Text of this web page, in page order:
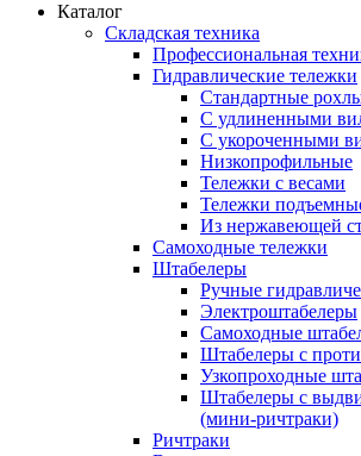
Каталог
Складская техника
Профессиональная
Гидравлические тележки
Стандартные
С удлиненными
С укороченными
Низкопрофильные
Тележки с весами
Тележки
Из нержавеющей
Самоходные тележки
Штабелеры
Ручные
Электроштабелеры
Самоходные
Штабелеры с
Узкопроходные
Штабелеры с
(мини-ричтраки)
Ричтраки